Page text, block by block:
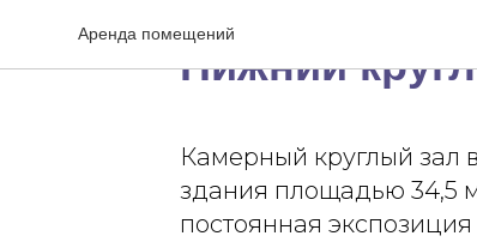
Аренда помещений
Нижний
Камерный круглый зал
здания площадью 34,5
постоянная